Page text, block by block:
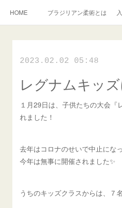
HOME ブラジリアン柔術とは
English Information 過去の写真集
アメブロ 旧ブログ
2023.02.02 05:48
レグナムキッズ
１月29日は、子供たちの大会『
れました！
去年はコロナのせいで中止にな
今年は無事に開催されました✨
うちのキッズクラスからは、７